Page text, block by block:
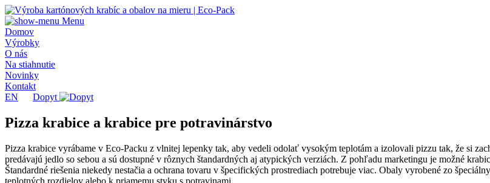
Menu
Domov
Výrobky
O nás
Na stiahnutie
Novinky
Kontakt
EN
Dopyt
Pizza krabice a krabice pre potravinárstvo
Pizza krabice vyrábame v Eco-Packu z vlnitej lepenky tak, aby vedeli odolať vysokým teplotám a izolovali pizzu tak, že si
predávajú jedlo so sebou a sú dostupné v rôznych štandardných aj atypických verziách. Z pohľadu marketingu je možné
Štandardné riešenia niekedy nestačia a ochrana tovaru v špecifických prostrediach potrebuje viac. Obaly vyrobené zo
teplotných rozdielov alebo k priamemu styku s potravinami.